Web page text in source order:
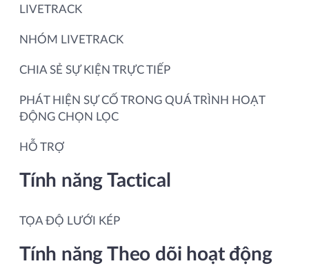
LIVETRACK
NHÓM LIVETRACK
CHIA SẺ SỰ KIỆN TRỰC TIẾP
PHÁT HIỆN SỰ CỐ TRONG QUÁ TRÌNH HOẠT
ĐỘNG CHỌN LỌC
HỖ TRỢ
Tính năng Tactical
TỌA ĐỘ LƯỚI KÉP
Tính năng Theo dõi hoạt động